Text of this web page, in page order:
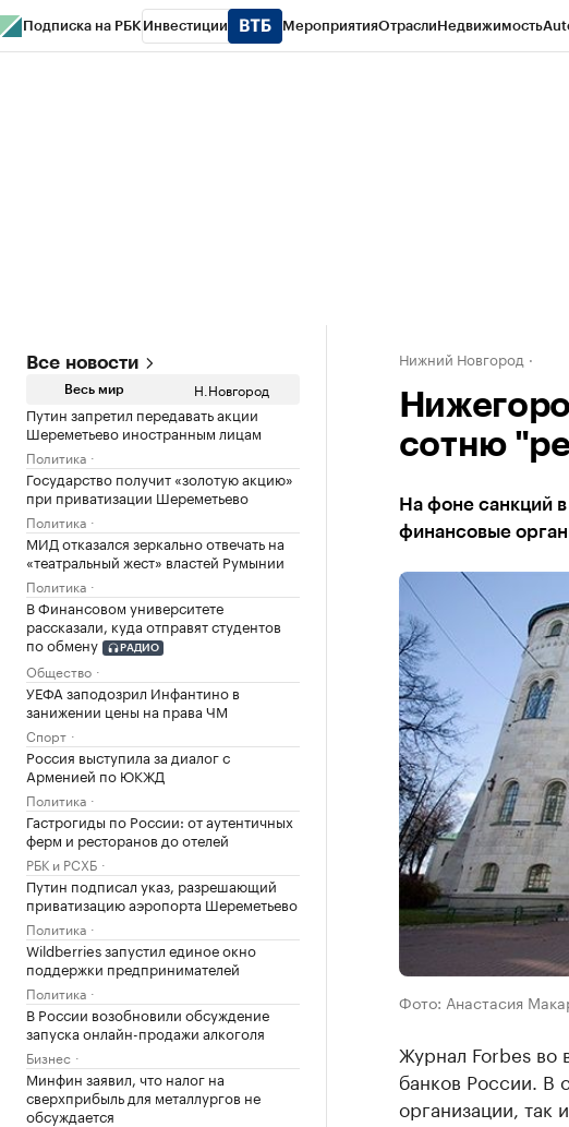
Подписка на РБК Инвестиции МероприятияОтраслиНедвижимость
Все новости
Весь мир Н.Новгород
Путин запретил передавать акции
Шереметьево иностранным лицам
Политика
Государство получит «золотую акцию»
при приватизации Шереметьево
Политика
МИД отказался зеркально отвечать на
«театральный жест» властей Румынии
Политика
В Финансовом университете
рассказали, куда отправят студентов
по обмену
РАДИО
Общество
УЕФА заподозрил Инфантино в
занижении цены на права ЧМ
Спорт
Россия выступила за диалог с
Арменией по ЮКЖД
Политика
Гастрогиды по России: от аутентичных
ферм и ресторанов до отелей
РБК и РСХБ
Путин подписал указ, разрешающий
приватизацию аэропорта Шереметьево
Политика
Wildberries запустил единое окно
поддержки предпринимателей
Политика
В России возобновили обсуждение
запуска онлайн-продажи алкоголя
Бизнес
Минфин заявил, что налог на
сверхприбыль для металлургов не
обсуждается
Нижний Новгород
сотню
На фоне санкций
финансовые
Фото: Анастасия
Журнал Forbes во
банков России. В
организации, так